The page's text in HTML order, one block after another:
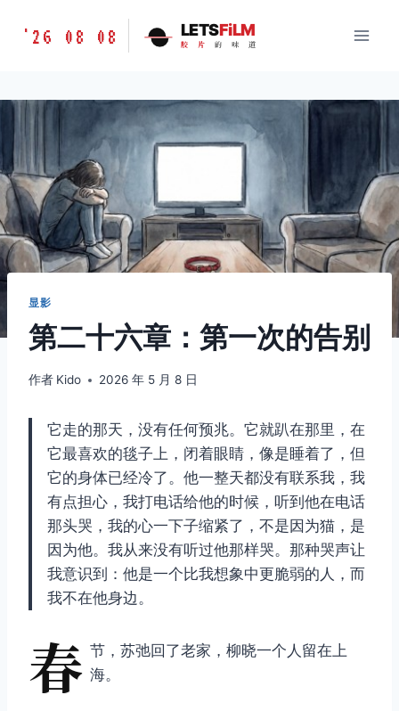
胶
味
LETSFILM
'26 08 08 LETSFiLM
胶 片 的 味 道
显影
第二十六章：第一次的告别
作者 Kido 2026 年 5 月 8 日
它走的那天，没有任何预兆。它就趴在那里，在
它最喜欢的毯子上，闭着眼睛，像是睡着了，但
它的身体已经冷了。他一整天都没有联系我，我
有点担心，我打电话给他的时候，听到他在电话
那头哭，我的心一下子缩紧了，不是因为猫，是
因为他。我从来没有听过他那样哭。那种哭声让
我意识到：他是一个比我想象中更脆弱的人，而
我不在他身边。
春 节，苏弛回了老家，柳晓一个人留在上
海。